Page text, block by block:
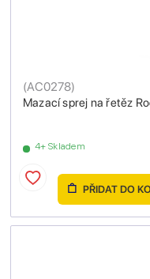
Mazací sprej na řetěz
(AC0278)
4+ Skladem
PŘIDAT DO